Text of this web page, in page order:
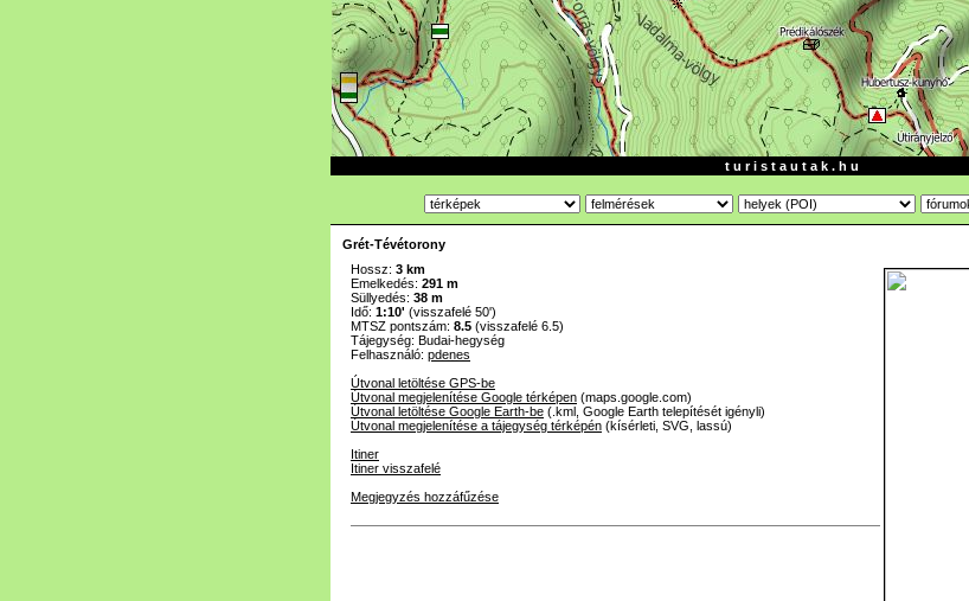
t u r i s t a u t a k . h u
Grét-Tévétorony
Hossz: 3 km
Emelkedés: 291 m
Süllyedés: 38 m
Idő: 1:10' (visszafelé 50')
MTSZ pontszám: 8.5 (visszafelé 6.5)
Tájegység: Budai-hegység
Felhasználó: pdenes
Útvonal letöltése GPS-be
Útvonal megjelenítése Google térképen (maps.google.com)
Útvonal letöltése Google Earth-be (.kml, Google Earth telepítését igényli)
Útvonal megjelenítése a tájegység térképén (kísérleti, SVG, lassú)
Itiner
Itiner visszafelé
Megjegyzés hozzáfűzése